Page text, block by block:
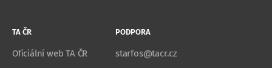
TA ČR
Oficiální web TA ČR
PODPORA
starfos@tacr.cz